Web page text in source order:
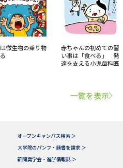
微生物の乗り物
赤ちゃんの初めての習
い事は「食べる」 発
達を支える小児歯科医
一覧を表示
オープンキャンパス検索 ＞
大学院のパンフ・願書を請求 ＞
新聞奨学会・進学情報誌 ＞